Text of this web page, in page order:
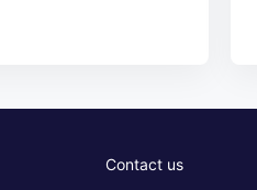
Contact us